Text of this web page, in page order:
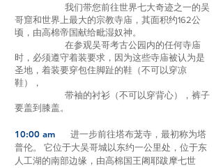
我们带您前往世界七大奇迹之一的吴
哥窟和世界上最大的宗教寺庙，其面积约162公
顷，由高棉帝国献给毗湿奴神。
在参观吴哥考古公园内的任何寺庙
时，必须遵守着装要求，因为这些寺庙被认为是
圣地，着装要穿包住脚趾的鞋（不可以穿凉
鞋），
带袖的衬衫（不可以穿背心），裤子
要盖到膝盖。
10:00 am
进一步前往塔布茏寺，最初称为塔
普伦。 它位于大吴哥城以东约一公里处，位于东
人工湖的南部边缘，由高棉国王阇耶跋摩七世